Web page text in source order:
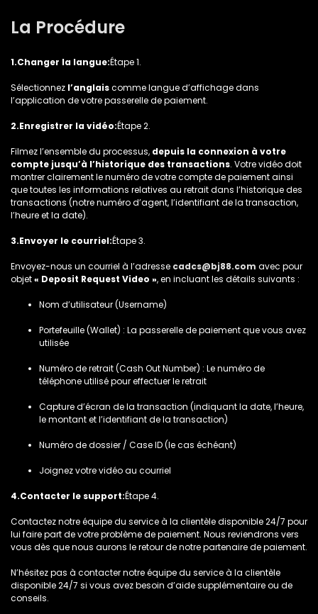
La Procédure
1.Changer la langue:Étape 1.
Sélectionnez l’anglaiscomme langue d’affichage dans
l’application de votre passerelle de paiement.
2.Enregistrer la vidéo:Étape 2.
Filmez l’ensemble du processus, depuis la connexion à votre
compte jusqu’à l’historique des transactions. Votre vidéo doit
montrer clairement le numéro de votre compte de paiement ainsi
que toutes les informations relatives au retrait dans l’historique des
transactions (notre numéro d’agent, l’identifiant de la transaction,
l’heure et la date).
3.Envoyer le courriel:Étape 3.
Envoyez-nous un courriel à l’adresse cadcs@bj88.com avec pour
objet« Deposit Request Video », en incluant les détails suivants :
Nom d’utilisateur (Username)
Portefeuille (Wallet) : La passerelle de paiement que vous avez
utilisée
Numéro de retrait (Cash Out Number) : Le numéro de
téléphone utilisé pour effectuer le retrait
Capture d’écran de la transaction (indiquant la date, l’heure,
le montant et l’identifiant de la transaction)
Numéro de dossier / Case ID (le cas échéant)
Joignez votre vidéo au courriel
4.Contacter le support:Étape 4.
Contactez notre équipe du service à la clientèle disponible 24/7 pour
lui faire part de votre problème de paiement. Nous reviendrons vers
vous dès que nous aurons le retour de notre partenaire de paiement.
N’hésitez pas à contacter notre équipe du service à la clientèle
disponible 24/7 si vous avez besoin d’aide supplémentaire ou de
conseils.